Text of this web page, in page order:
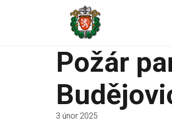
Požár
3 únor 2025